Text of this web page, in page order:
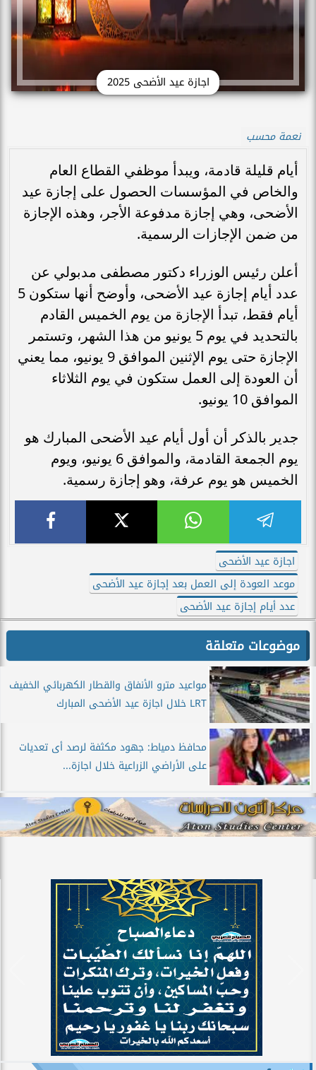
اجازة عيد الأضحى 2025
نعمة محسب
أيام قليلة قادمة، ويبدأ موظفي القطاع العام
والخاص في المؤسسات الحصول على إجازة عيد
الأضحى، وهي إجازة مدفوعة الأجر، وهذه الإجازة
من ضمن الإجازات الرسمية.
أعلن رئيس الوزراء دكتور مصطفى مدبولي عن
عدد أيام إجازة عيد الأضحى، وأوضح أنها ستكون 5
أيام فقط، تبدأ الإجازة من يوم الخميس القادم
بالتحديد في يوم 5 يونيو من هذا الشهر، وتستمر
الإجازة حتى يوم الإثنين الموافق 9 يونيو، مما يعني
أن العودة إلى العمل ستكون في يوم الثلاثاء
الموافق 10 يونيو.
جدير بالذكر أن أول أيام عيد الأضحى المبارك هو
يوم الجمعة القادمة، والموافق 6 يونيو، ويوم
الخميس هو يوم عرفة، وهو إجازة رسمية.
اجازة عيد الأضحى
موعد العودة إلى العمل بعد إجازة عيد الأضحى
عدد أيام إجازة عيد الأضحى
موضوعات متعلقة
مواعيد مترو الأنفاق والقطار الكهربائي الخفيف
LRT خلال اجازة عيد الأضحى المبارك
محافظ دمياط: جهود مكثفة لرصد أى تعديات
على الأراضي الزراعية خلال اجازة...